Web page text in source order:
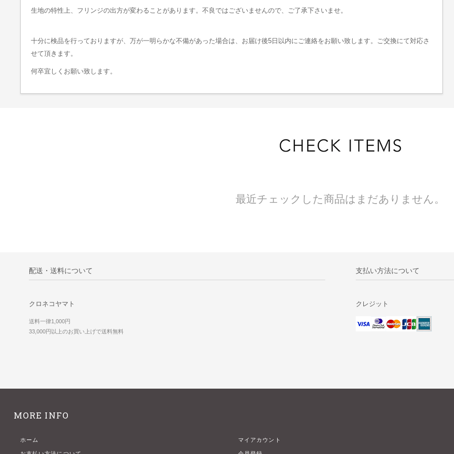
生地の特性上、フリンジの出方が変わることがあります。不良ではございませんので、ご了承下さいませ。
十分に検品を行っておりますが、万が一明らかな不備があった場合は、お届け後5日以内にご連絡をお願い致します。ご交換にて対応さ
せて頂きます。
何卒宜しくお願い致します。
最近チェックした商品はまだありません。
配送・送料について
クロネコヤマト
送料一律1,000円
33,000円以上のお買い上げで送料無料
支払い方法について
クレジット
MORE INFO
ホーム マイアカウント